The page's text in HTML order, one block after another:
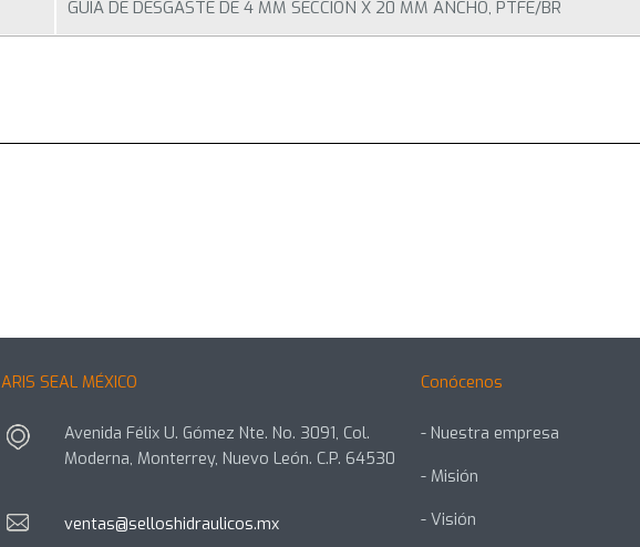
GUIA DE DESGASTE DE 4 MM SECCION X 20 MM ANCHO, PTFE/BR
ARIS SEAL MÉXICO
Avenida Félix U. Gómez Nte. No. 3091, Col.
Moderna, Monterrey, Nuevo León. C.P. 64530
ventas@selloshidraulicos.mx
Conócenos
- Nuestra empresa
- Misión
- Visión